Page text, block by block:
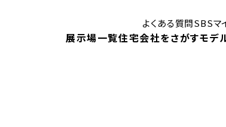
展示場一覧住宅会社をさがすモデ
よくある質問SBSマ